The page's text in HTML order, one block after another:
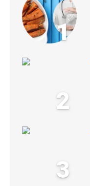
1
2
3